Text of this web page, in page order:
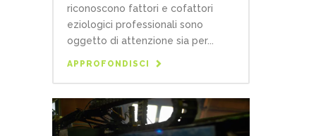
riconoscono fattori e cofattori
eziologici professionali sono
oggetto di attenzione sia per...
APPROFONDISCI